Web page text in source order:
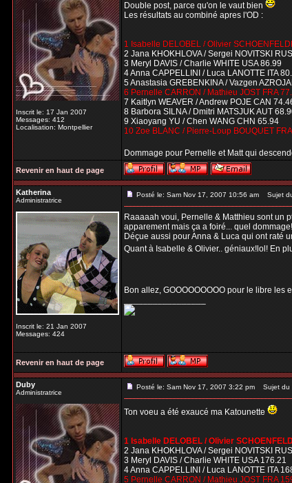
Inscrit le: 17 Jan 2007
Messages: 412
Localisation: Montpellier
Double post, parce qu'on le vaut bien
Les résultats au combiné apres l'OD :
1 Isabelle DELOBEL / Olivier
2 Jana KHOKHLOVA / Sergei NOVITSKI
3 Meryl DAVIS / Charlie WHITE USA 86.99
4 Anna CAPPELLINI / Luca LANOTTE ITA
5 Anastasia GREBENKINA / Vazgen
6 Pernelle CARRON / Mathieu JOST FRA
7 Kaitlyn WEAVER / Andrew POJE CAN
8 Barbora SILNA / Dmitri MATSJUK AUT
9 Xiaoyang YU / Chen WANG CHN 65.94
10 Zoe BLANC / Pierre-Loup BOUQUET
Dommage pour Pernelle et Matt qui
Revenir en haut de page
Katherina
Administratrice
Inscrit le: 21 Jan 2007
Messages: 424
Posté le: Sam Nov 17, 2007 10:56 am Sujet du
Raaaaah voui, Pernelle & Matthieu sont un
apparement mais ça a foiré... quel dommage!
Déçue aussi pour Anna & Luca qui ont raté
Quant à Isabelle & Olivier.. géniaux!lol! En
Bon allez, GOOOOOOOOO pour le libre
_________________
Revenir en haut de page
Duby
Administratrice
Posté le: Sam Nov 17, 2007 3:22 pm Sujet du
Ton voeu a été exaucé ma Katounette
1 Isabelle DELOBEL / Olivier
2 Jana KHOKHLOVA / Sergei NOVITSKI
3 Meryl DAVIS / Charlie WHITE USA 176.21
4 Anna CAPPELLINI / Luca LANOTTE ITA
5 Pernelle CARRON / Mathieu JOST FRA